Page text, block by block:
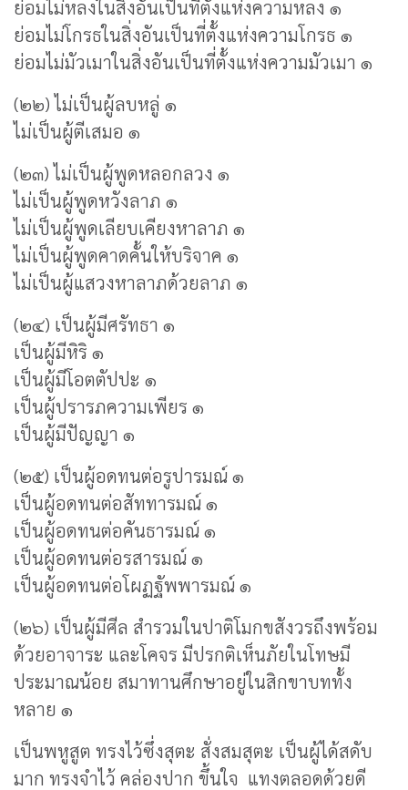
ย่อมไม่หลงในสิ่งอันเป็นที่ตั้งแห่งความหลง ๑
ย่อมไม่โกรธในสิ่งอันเป็นที่ตั้งแห่งความโกรธ ๑
ย่อมไม่มัวเมาในสิ่งอันเป็นที่ตั้งแห่งความมัวเมา ๑
(๒๒) ไม่เป็นผู้ลบหลู่ ๑
ไม่เป็นผู้ตีเสมอ ๑
(๒๓) ไม่เป็นผู้พูดหลอกลวง ๑
ไม่เป็นผู้พูดหวังลาภ ๑
ไม่เป็นผู้พูดเลียบเคียงหาลาภ ๑
ไม่เป็นผู้พูดคาดคั้นให้บริจาค ๑
ไม่เป็นผู้แสวงหาลาภด้วยลาภ ๑
(๒๔) เป็นผู้มีศรัทธา ๑
เป็นผู้มีหิริ ๑
เป็นผู้มีโอตตัปปะ ๑
เป็นผู้ปรารภความเพียร ๑
เป็นผู้มีปัญญา ๑
(๒๕) เป็นผู้อดทนต่อรูปารมณ์ ๑
เป็นผู้อดทนต่อสัททารมณ์ ๑
เป็นผู้อดทนต่อคันธารมณ์ ๑
เป็นผู้อดทนต่อรสารมณ์ ๑
เป็นผู้อดทนต่อโผฏฐัพพารมณ์ ๑
(๒๖) เป็นผู้มีศีล สำรวมในปาติโมกขสังวรถึงพร้อม
ด้วยอาจาระ และโคจร มีปรกติเห็นภัยในโทษมี
ประมาณน้อย สมาทานศึกษาอยู่ในสิกขาบททั้ง
หลาย ๑
เป็นพหูสูต ทรงไว้ซึ่งสุตะ สั่งสมสุตะ เป็นผู้ได้สดับ
มาก ทรงจำไว้ คล่องปาก ขึ้นใจ แทงตลอดด้วยดี